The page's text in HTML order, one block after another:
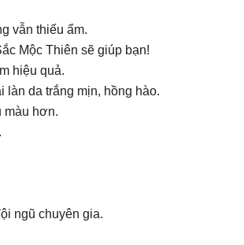
vẫn thiếu ẩm.
Mộc Thiên sẽ giúp bạn!
hiệu quả.
làn da trắng mịn, hồng hào.
màu hơn.
ngũ chuyên gia.